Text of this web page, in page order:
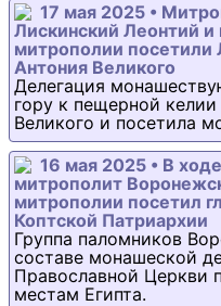
17 мая 2025 •
Лискинский Леонтий
митрополии посетили
Антония Великого
Делегация
гору к пещерной
Великого и посетила
16 мая 2025 • В
митрополит
митрополии посетил
Коптской Патриархии
Группа паломников
составе монашеской
Православной Церкви
местам Египта.